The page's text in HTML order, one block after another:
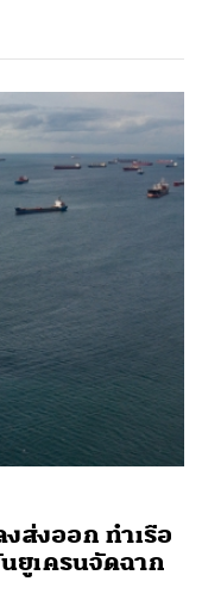
ส่งออก ทำเรือ
ยูเครนจัดฉาก